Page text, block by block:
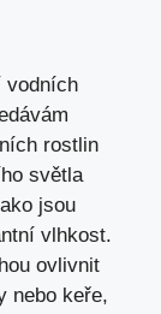
vodních
rostlin
světla
jsou
vlhkost.
ovlivnit
nebo keře,